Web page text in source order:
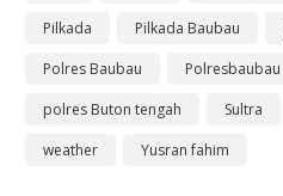
Pilkada
Pilkada Baubau
Polres Baubau
Polresbaubau
polres Buton tengah
Sultra
weather
Yusran fahim